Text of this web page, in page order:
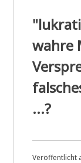
wahre
...?
Veröffentlicht